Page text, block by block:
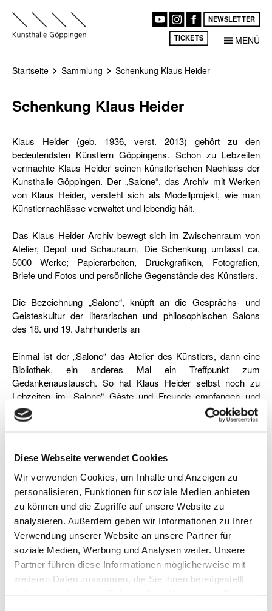
Diese Webseite verwendet Cookies
Wir verwenden Cookies, um Inhalte und Anzeigen zu
personalisieren, Funktionen für soziale Medien anbieten
zu können und die Zugriffe auf unsere Website zu
analysieren. Außerdem geben wir Informationen zu Ihrer
Verwendung unserer Website an unsere Partner für
soziale Medien, Werbung und Analysen weiter. Unsere
Partner führen diese Informationen möglicherweise mit
weiteren Daten zusammen, die Sie ihnen bereitgestellt
NEWSLETTER
TICKETS MENÜ
Startseite Sammlung Schenkung Klaus Heider
Schenkung Klaus Heider
Klaus Heider (geb. 1936, verst. 2013) gehört zu den
bedeutendsten Künstlern Göppingens. Schon zu Lebzeiten
vermachte Klaus Heider seinen künstlerischen Nachlass der
Kunsthalle Göppingen. Der „Salone“, das Archiv mit Werken
von Klaus Heider, versteht sich als Modellprojekt, wie man
Künstlernachlässe verwaltet und lebendig hält.
Das Klaus Heider Archiv bewegt sich im Zwischenraum von
Atelier, Depot und Schauraum. Die Schenkung umfasst ca.
5000 Werke; Papierarbeiten, Druckgrafiken, Fotografien,
Briefe und Fotos und persönliche Gegenstände des Künstlers.
Die Bezeichnung „Salone“, knüpft an die Gesprächs- und
Geisteskultur der literarischen und philosophischen Salons
des 18. und 19. Jahrhunderts an
Einmal ist der „Salone“ das Atelier des Künstlers, dann eine
Bibliothek, ein anderes Mal ein Treffpunkt zum
Gedankenaustausch. So hat Klaus Heider selbst noch zu
Lebzeiten im „Salone“ Gäste und Freunde empfangen und
Gespräche geführt.
Perspektiven zu visualisieren. Seit 2013 wird ein
Werkverzeichnis erstellt.
Der „Salone“ soll Lust darauf machen, den Künstler Klaus
Heider auf eine neue Art zu entdecken.